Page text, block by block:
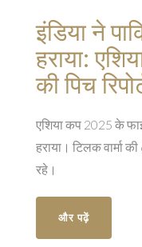
इंडिया ने
हराया:
की पिच
एशिया कप 2025 के
हराया। टिलक वार्मा
रहे।
और पढ़ें